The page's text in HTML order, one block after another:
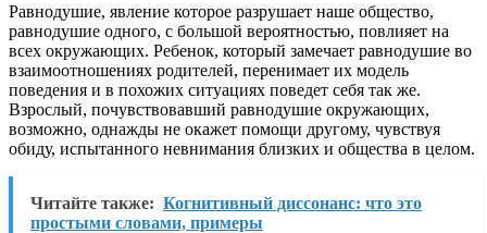
Равнодушие, явление которое разрушает наше общество,
равнодушие одного, с большой вероятностью, повлияет на
всех окружающих. Ребенок, который замечает равнодушие во
взаимоотношениях родителей, перенимает их модель
поведения и в похожих ситуациях поведет себя так же.
Взрослый, почувствовавший равнодушие окружающих,
возможно, однажды не окажет помощи другому, чувствуя
обиду, испытанного невнимания близких и общества в целом.
Читайте также: Когнитивный диссонанс: что это
простыми словами, примеры